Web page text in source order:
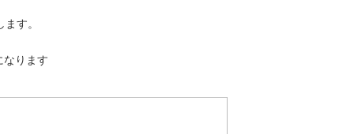
す。
なります